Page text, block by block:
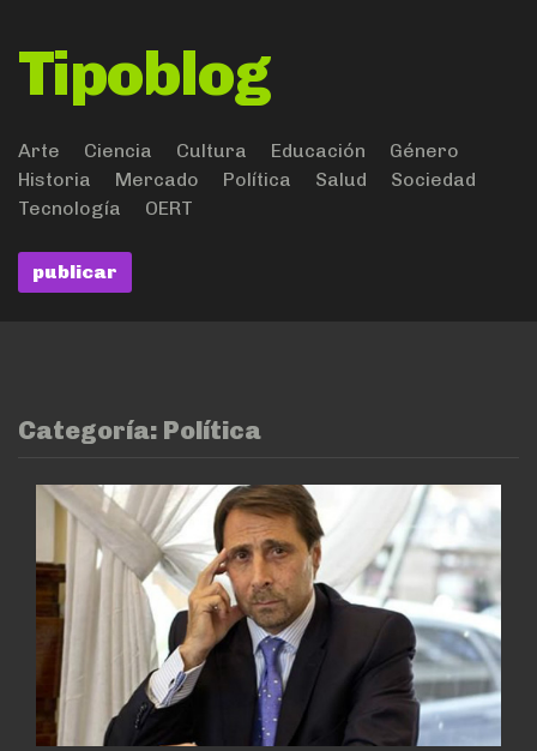
Tipoblog
Arte Ciencia Cultura Educación
Género
Historia
Mercado Política Salud
Sociedad
Tecnología
OERT
publicar
Categoría: Política